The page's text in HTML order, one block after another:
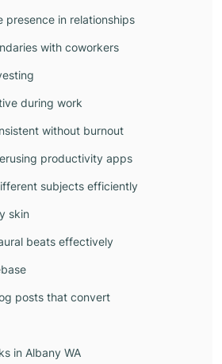
presence in relationships
with coworkers
during work
without burnout
productivity apps
subjects efficiently
skin
beats effectively
posts that convert
in Albany WA